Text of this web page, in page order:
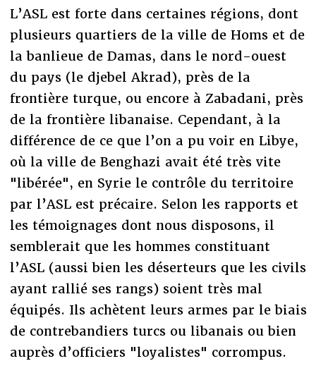
L’ASL est forte dans certaines régions, dont
plusieurs quartiers de la ville de Homs et de
la banlieue de Damas, dans le nord-ouest
du pays (le djebel Akrad), près de la
frontière turque, ou encore à Zabadani, près
de la frontière libanaise. Cependant, à la
différence de ce que l’on a pu voir en Libye,
où la ville de Benghazi avait été très vite
"libérée", en Syrie le contrôle du territoire
par l’ASL est précaire. Selon les rapports et
les témoignages dont nous disposons, il
semblerait que les hommes constituant
l’ASL (aussi bien les déserteurs que les civils
ayant rallié ses rangs) soient très mal
équipés. Ils achètent leurs armes par le biais
de contrebandiers turcs ou libanais ou bien
auprès d’officiers "loyalistes" corrompus.